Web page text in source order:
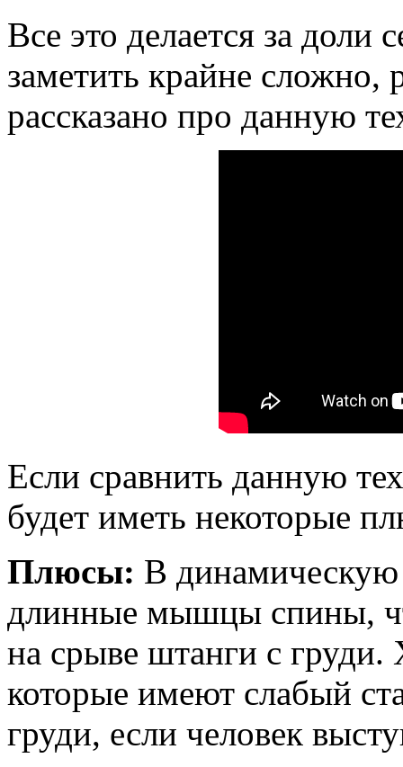
Все это делается за доли
заметить крайне сложно,
рассказано про данную
Если сравнить данную
будет иметь некоторые
Плюсы: В динамическую
длинные мышцы спины,
на срыве штанги с
которые имеют слабый
груди, если человек